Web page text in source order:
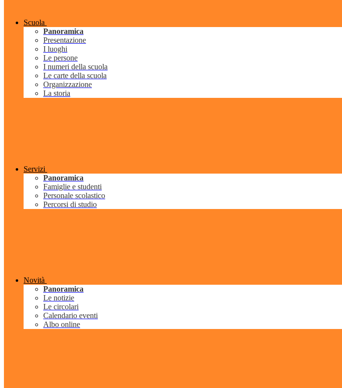
Scuola
Panoramica
Presentazione
I luoghi
Le persone
I numeri della scuola
Le carte della scuola
Organizzazione
La storia
Servizi
Panoramica
Famiglie e studenti
Personale scolastico
Percorsi di studio
Novità
Panoramica
Le notizie
Le circolari
Calendario eventi
Albo online